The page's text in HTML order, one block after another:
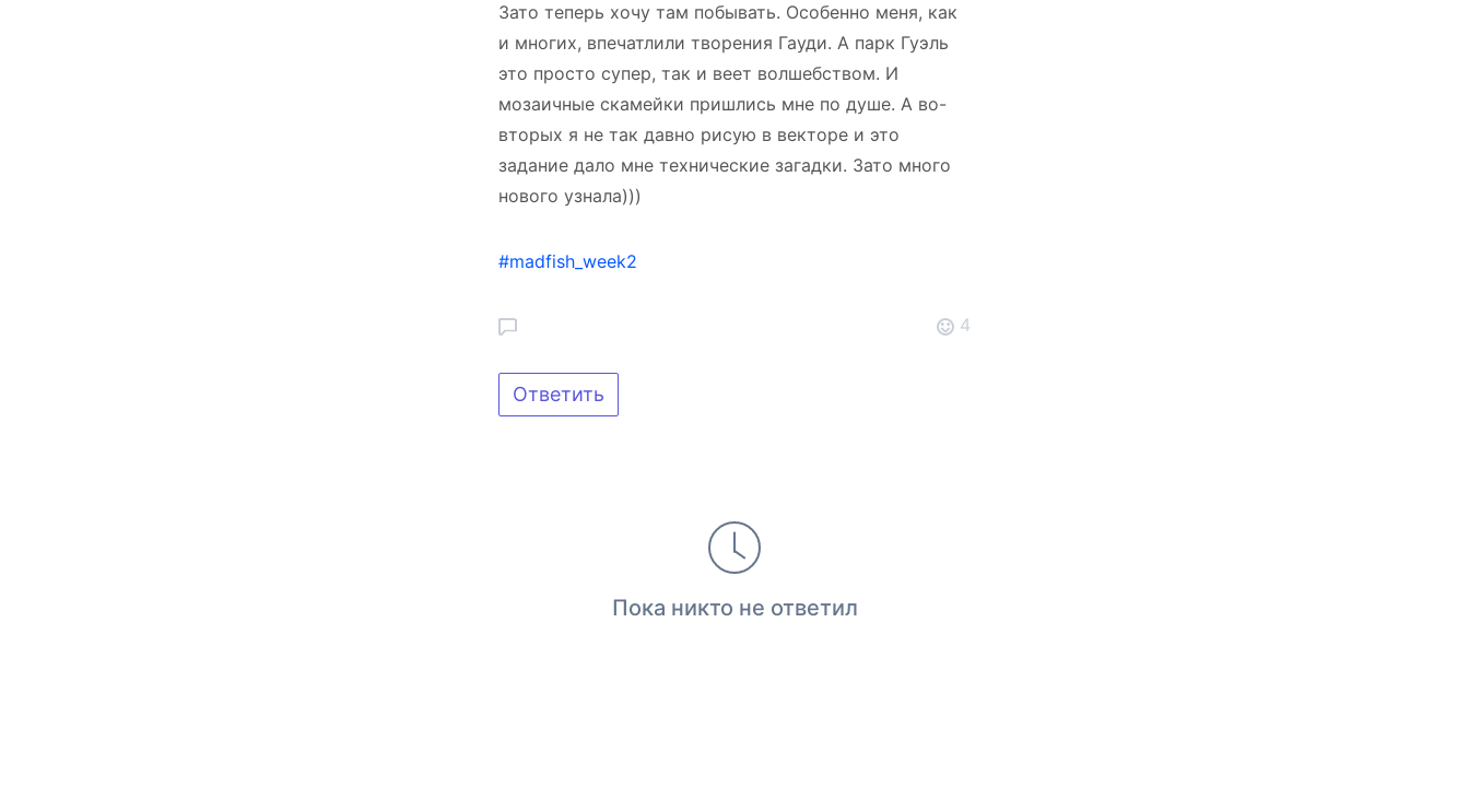
Зато теперь хочу там побывать. Особенно меня, как
и многих, впечатлили творения Гауди. А парк Гуэль
это просто супер, так и веет волшебством. И
мозаичные скамейки пришлись мне по душе. А во-
вторых я не так давно рисую в векторе и это
задание дало мне технические загадки. Зато много
нового узнала)))
#madfish_week2
4
Ответить
Пока никто не ответил